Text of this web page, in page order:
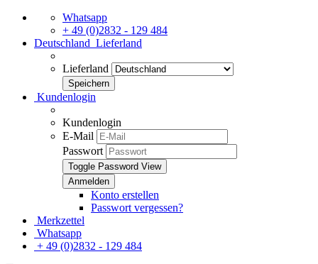
Whatsapp
+ 49 (0)2832 - 129 484
Deutschland Lieferland
Lieferland
Kundenlogin
Kundenlogin
E-Mail
Passwort
Toggle Password View
Konto erstellen
Passwort vergessen?
Merkzettel
Whatsapp
+ 49 (0)2832 - 129 484